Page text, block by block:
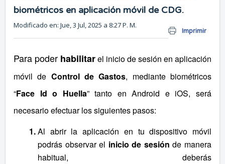
biométricos en aplicación móvil de CDG.
Imprimir
Modificado en: Jue, 3 Jul, 2025 a 8:27 P. M.
Para poder habilitarel inicio de sesión en aplicación
móvil de Control de Gastos, mediante biométricos
“Face Id o Huella” tanto en Android e iOS, será
necesario efectuar los siguientes pasos:
Al abrir la aplicación en tu dispositivo móvil
podrás observar el inicio de sesión de manera
habitual, deberás